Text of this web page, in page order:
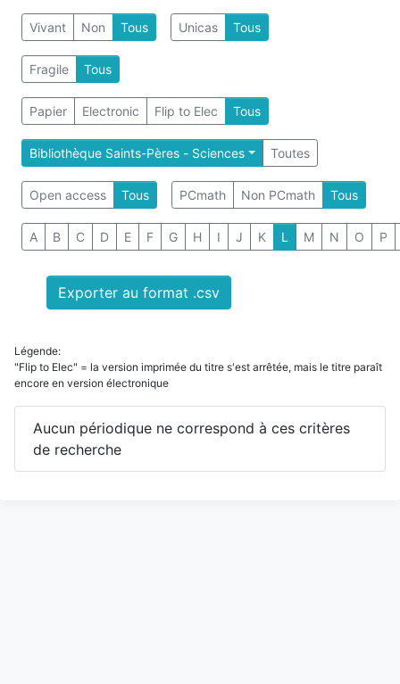
Vivant Non Tous Unicas Tous
Fragile Tous
Papier Electronic Flip to Elec Tous
Bibliothèque Saints-Pères - Sciences Toutes
Open access Tous PCmath Non PCmath Tous
A B C D E F G H I J K L M N O P
Exporter au format .csv
Légende:
"Flip to Elec" = la version imprimée du titre s'est arrêtée, mais le titre paraît
encore en version électronique
Aucun périodique ne correspond à ces critères
de recherche